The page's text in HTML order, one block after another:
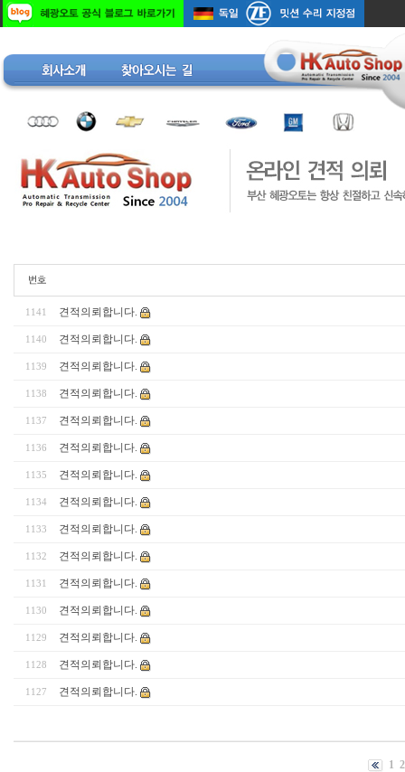
1141 견적의뢰합니다.
1140 견적의뢰합니다.
1139 견적의뢰합니다.
1138 견적의뢰합니다.
1137 견적의뢰합니다.
1136 견적의뢰합니다.
1135 견적의뢰합니다.
1134 견적의뢰합니다.
1133 견적의뢰합니다.
1132 견적의뢰합니다.
1131 견적의뢰합니다.
1130 견적의뢰합니다.
1129 견적의뢰합니다.
1128 견적의뢰합니다.
1127 견적의뢰합니다.
1 2